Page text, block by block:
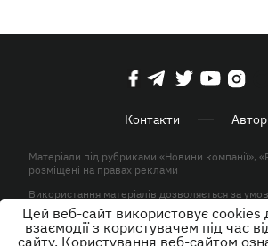
Контакти
Матеріали під рубриками «Новини компанії»,
розміщені на правах реклами
Використання матеріалів дозволяється за
активного гіперпосилання на KP.UA в першому
© ТОВ «ЮЛАВ МЕДІА» 2026. Всі права
Цей веб-сайт використовує
взаємодії з користувачем під час
сайту. Користування веб-сайтом